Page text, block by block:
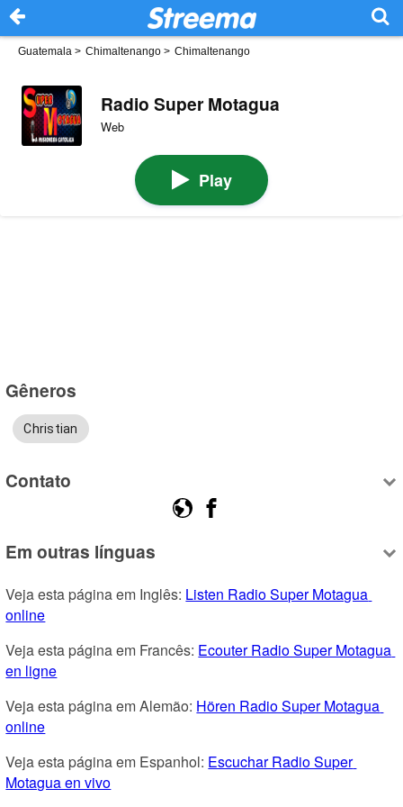
Guatemala > Chimaltenango > Chimaltenango
Radio Super Motagua
Web
Play
Gêneros
Christian
Contato
Em outras línguas
Veja esta página em Inglês: Listen Radio Super Motagua
online
Veja esta página em Francês: Ecouter Radio Super Motagua
en ligne
Veja esta página em Alemão: Hören Radio Super Motagua
online
Veja esta página em Espanhol: Escuchar Radio Super
Motagua en vivo